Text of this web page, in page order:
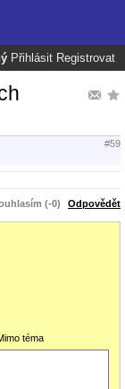
Přihlásit Registrovat
#59
(-0) Odpovědět
téma